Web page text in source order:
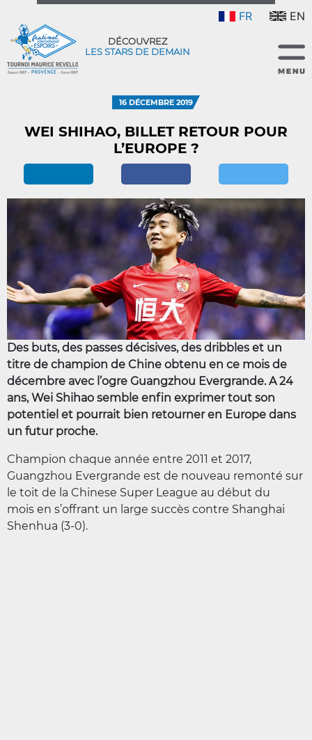
FR EN
DÉCOUVREZ
LES STARS DE DEMAIN
16 DÉCEMBRE 2019
WEI SHIHAO, BILLET RETOUR POUR
L’EUROPE ?
Des buts, des passes décisives, des dribbles et un
titre de champion de Chine obtenu en ce mois de
décembre avec l’ogre Guangzhou Evergrande. A 24
ans, Wei Shihao semble enfin exprimer tout son
potentiel et pourrait bien retourner en Europe dans
un futur proche.
Champion chaque année entre 2011 et 2017,
Guangzhou Evergrande est de nouveau remonté sur
le toit de la Chinese Super League au début du
mois en s’offrant un large succès contre Shanghai
Shenhua (3-0).